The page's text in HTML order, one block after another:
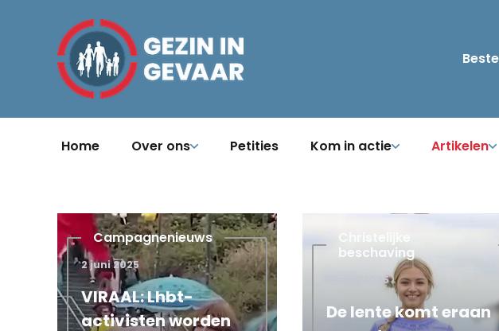
Home Over ons Petities Kom in actie Artikelen
Campagnenieuws
2 juni 2025
VIRAAL: Lhbt-
activisten worden
Christelijke
beschaving
7 april 2025
De lente komt eraan
Beschouwingen
10 november 2025
Een blik op de postmoderne oorzaken van de
bevolkingsimplosie